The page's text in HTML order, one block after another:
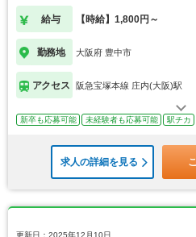
給与 【時給】1,800円～
勤務地 大阪府 豊中市
アクセス 阪急宝塚本線 庄内(大阪)駅
新卒も応募可能 未経験者も応募可能 駅チカ
求人の詳細を見る
更新日：2025年12月10日